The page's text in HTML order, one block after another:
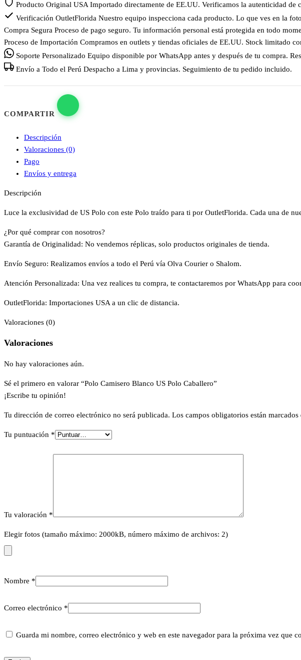
Producto Original USA Importado directamente de EE.UU. Verificamos la autenticidad de
Verificación OutletFlorida Nuestro equipo inspecciona cada producto. Lo que ves en la
Compra Segura Proceso de pago seguro. Tu información personal está protegida en todo
Proceso de Importación Compramos en outlets y tiendas oficiales de EE.UU. Stock limitado
Soporte Personalizado Equipo disponible por WhatsApp antes y después de tu compra.
Envío a Todo el Perú Despacho a Lima y provincias. Seguimiento de tu pedido incluido.
COMPARTIR
Descripción
Valoraciones (0)
Pago
Envíos y entrega
Descripción
Luce la exclusividad de US Polo con este Polo traído para ti por OutletFlorida. Cada una de
¿Por qué comprar con nosotros?
Garantía de Originalidad: No vendemos réplicas, solo productos originales de tienda.
Envío Seguro: Realizamos envíos a todo el Perú vía Olva Courier o Shalom.
Atención Personalizada: Una vez realices tu compra, te contactaremos por WhatsApp para
OutletFlorida: Importaciones USA a un clic de distancia.
Valoraciones (0)
Valoraciones
No hay valoraciones aún.
Sé el primero en valorar “Polo Camisero Blanco US Polo Caballero”
¡Escribe tu opinión!
Tu dirección de correo electrónico no será publicada. Los campos obligatorios están marcados
Tu puntuación *
Tu valoración *
Elegir fotos (tamaño máximo: 2000kB, número máximo de archivos: 2)
Nombre *
Correo electrónico *
Guarda mi nombre, correo electrónico y web en este navegador para la próxima vez que